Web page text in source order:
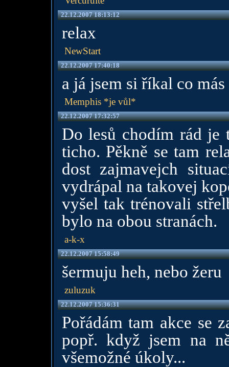
22.12.2007 18:13:12
relax
NewStart
22.12.2007 17:40:18
a já jsem si říkal co
Memphis *je vůl*
22.12.2007 17:32:57
Do lesů chodím rád je
ticho. Pěkně se tam
dost zajmavejch
vydrápal na takovej
vyšel tak trénovali
bylo na obou stranách.
a-k-x
22.12.2007 15:58:49
šermuju heh, nebo žeru
zuluzuk
22.12.2007 15:36:31
Pořádám tam akce se
popř. když jsem na
všemožné úkoly...